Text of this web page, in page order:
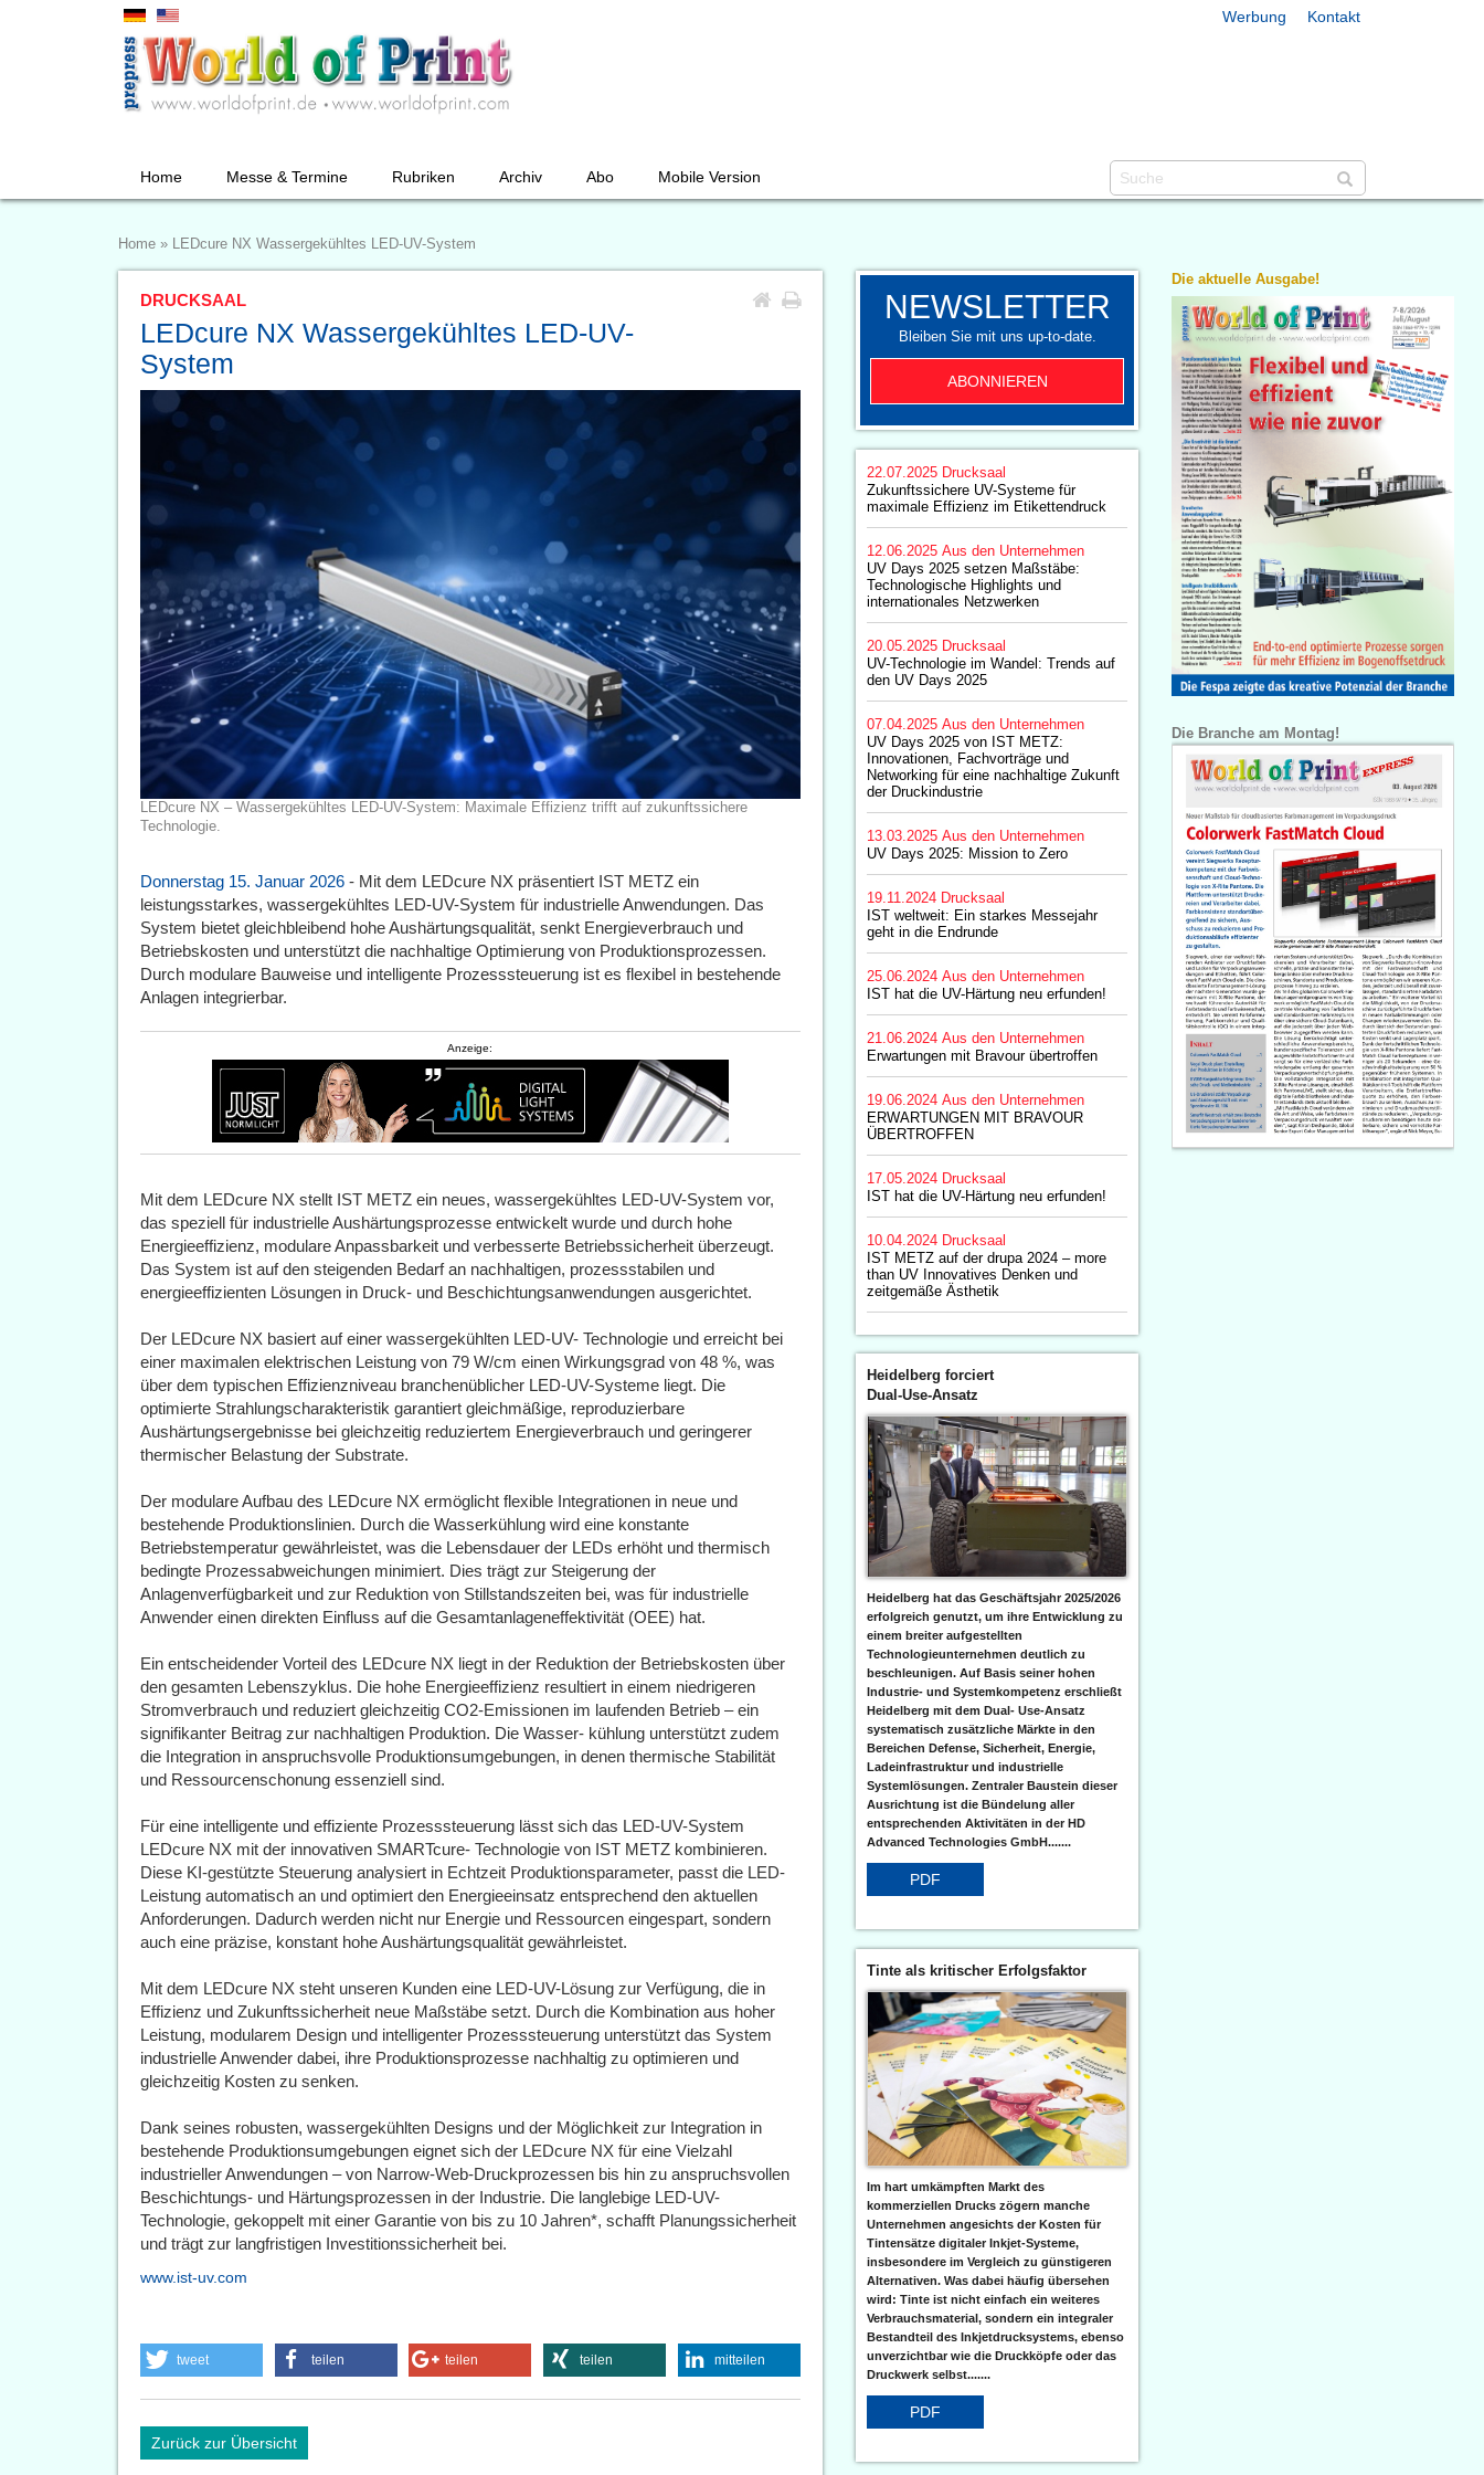
Werbung Kontakt
Home Messe & Termine Rubriken Archiv Abo Mobile Version
Home » LEDcure NX Wassergekühltes LED-UV-System
DRUCKSAAL
LEDcure NX Wassergekühltes LED-UV-
System
LEDcure NX – Wassergekühltes LED-UV-System: Maximale Effizienz trifft auf zukunftssichere
Technologie.
Donnerstag 15. Januar 2026 - Mit dem LEDcure NX präsentiert IST METZ ein
leistungsstarkes, wassergekühltes LED-UV-System für industrielle Anwendungen. Das
System bietet gleichbleibend hohe Aushärtungsqualität, senkt Energieverbrauch und
Betriebskosten und unterstützt die nachhaltige Optimierung von Produktionsprozessen.
Durch modulare Bauweise und intelligente Prozesssteuerung ist es flexibel in bestehende
Anlagen integrierbar.
Anzeige:
Mit dem LEDcure NX stellt IST METZ ein neues, wassergekühltes LED-UV-System vor,
das speziell für industrielle Aushärtungsprozesse entwickelt wurde und durch hohe
Energieeffizienz, modulare Anpassbarkeit und verbesserte Betriebssicherheit überzeugt.
Das System ist auf den steigenden Bedarf an nachhaltigen, prozessstabilen und
energieeffizienten Lösungen in Druck- und Beschichtungsanwendungen ausgerichtet.
Der LEDcure NX basiert auf einer wassergekühlten LED-UV- Technologie und erreicht bei
einer maximalen elektrischen Leistung von 79 W/cm einen Wirkungsgrad von 48 %, was
über dem typischen Effizienzniveau branchenüblicher LED-UV-Systeme liegt. Die
optimierte Strahlungscharakteristik garantiert gleichmäßige, reproduzierbare
Aushärtungsergebnisse bei gleichzeitig reduziertem Energieverbrauch und geringerer
thermischer Belastung der Substrate.
Der modulare Aufbau des LEDcure NX ermöglicht flexible Integrationen in neue und
bestehende Produktionslinien. Durch die Wasserkühlung wird eine konstante
Betriebstemperatur gewährleistet, was die Lebensdauer der LEDs erhöht und thermisch
bedingte Prozessabweichungen minimiert. Dies trägt zur Steigerung der
Anlagenverfügbarkeit und zur Reduktion von Stillstandszeiten bei, was für industrielle
Anwender einen direkten Einfluss auf die Gesamtanlageneffektivität (OEE) hat.
Ein entscheidender Vorteil des LEDcure NX liegt in der Reduktion der Betriebskosten über
den gesamten Lebenszyklus. Die hohe Energieeffizienz resultiert in einem niedrigeren
Stromverbrauch und reduziert gleichzeitig CO2-Emissionen im laufenden Betrieb – ein
signifikanter Beitrag zur nachhaltigen Produktion. Die Wasser- kühlung unterstützt zudem
die Integration in anspruchsvolle Produktionsumgebungen, in denen thermische Stabilität
und Ressourcenschonung essenziell sind.
Für eine intelligente und effiziente Prozesssteuerung lässt sich das LED-UV-System
LEDcure NX mit der innovativen SMARTcure- Technologie von IST METZ kombinieren.
Diese KI-gestützte Steuerung analysiert in Echtzeit Produktionsparameter, passt die LED-
Leistung automatisch an und optimiert den Energieeinsatz entsprechend den aktuellen
Anforderungen. Dadurch werden nicht nur Energie und Ressourcen eingespart, sondern
auch eine präzise, konstant hohe Aushärtungsqualität gewährleistet.
Mit dem LEDcure NX steht unseren Kunden eine LED-UV-Lösung zur Verfügung, die in
Effizienz und Zukunftssicherheit neue Maßstäbe setzt. Durch die Kombination aus hoher
Leistung, modularem Design und intelligenter Prozesssteuerung unterstützt das System
industrielle Anwender dabei, ihre Produktionsprozesse nachhaltig zu optimieren und
gleichzeitig Kosten zu senken.
Dank seines robusten, wassergekühlten Designs und der Möglichkeit zur Integration in
bestehende Produktionsumgebungen eignet sich der LEDcure NX für eine Vielzahl
industrieller Anwendungen – von Narrow-Web-Druckprozessen bis hin zu anspruchsvollen
Beschichtungs- und Härtungsprozessen in der Industrie. Die langlebige LED-UV-
Technologie, gekoppelt mit einer Garantie von bis zu 10 Jahren*, schafft Planungssicherheit
und trägt zur langfristigen Investitionssicherheit bei.
www.ist-uv.com
tweet teilen teilen teilen mitteilen
Zurück zur Übersicht
NEWSLETTER
Bleiben Sie mit uns up-to-date.
ABONNIEREN
22.07.2025 Drucksaal
Zukunftssichere UV-Systeme für
maximale Effizienz im Etikettendruck
12.06.2025 Aus den Unternehmen
UV Days 2025 setzen Maßstäbe:
Technologische Highlights und
internationales Netzwerken
20.05.2025 Drucksaal
UV-Technologie im Wandel: Trends auf
den UV Days 2025
07.04.2025 Aus den Unternehmen
UV Days 2025 von IST METZ:
Innovationen, Fachvorträge und
Networking für eine nachhaltige Zukunft
der Druckindustrie
13.03.2025 Aus den Unternehmen
UV Days 2025: Mission to Zero
19.11.2024 Drucksaal
IST weltweit: Ein starkes Messejahr
geht in die Endrunde
25.06.2024 Aus den Unternehmen
IST hat die UV-Härtung neu erfunden!
21.06.2024 Aus den Unternehmen
Erwartungen mit Bravour übertroffen
19.06.2024 Aus den Unternehmen
ERWARTUNGEN MIT BRAVOUR
ÜBERTROFFEN
17.05.2024 Drucksaal
IST hat die UV-Härtung neu erfunden!
10.04.2024 Drucksaal
IST METZ auf der drupa 2024 – more
than UV Innovatives Denken und
zeitgemäße Ästhetik
Heidelberg forciert
Dual-Use-Ansatz
Heidelberg hat das Geschäftsjahr 2025/2026
erfolgreich genutzt, um ihre Entwicklung zu
einem breiter aufgestellten
Technologieunternehmen deutlich zu
beschleunigen. Auf Basis seiner hohen
Industrie- und Systemkompetenz erschließt
Heidelberg mit dem Dual- Use-Ansatz
systematisch zusätzliche Märkte in den
Bereichen Defense, Sicherheit, Energie,
Ladeinfrastruktur und industrielle
Systemlösungen. Zentraler Baustein dieser
Ausrichtung ist die Bündelung aller
entsprechenden Aktivitäten in der HD
Advanced Technologies GmbH.......
PDF
Tinte als kritischer Erfolgsfaktor
Im hart umkämpften Markt des
kommerziellen Drucks zögern manche
Unternehmen angesichts der Kosten für
Tintensätze digitaler Inkjet-Systeme,
insbesondere im Vergleich zu günstigeren
Alternativen. Was dabei häufig übersehen
wird: Tinte ist nicht einfach ein weiteres
Verbrauchsmaterial, sondern ein integraler
Bestandteil des Inkjetdrucksystems, ebenso
unverzichtbar wie die Druckköpfe oder das
Druckwerk selbst.......
PDF
Die aktuelle Ausgabe!
Die Branche am Montag!